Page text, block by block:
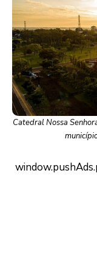
Catedral Nossa